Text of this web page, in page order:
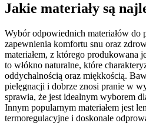
Jakie materiały są
Wybór odpowiednich materiałów do
zapewnienia komfortu snu oraz
materiałem, z którego produkowana
to włókno naturalne, które
oddychalnością oraz miękkością.
pielęgnacji i dobrze znosi pranie w
sprawia, że jest idealnym wyborem
Innym popularnym materiałem jest
termoregulacyjne i doskonale